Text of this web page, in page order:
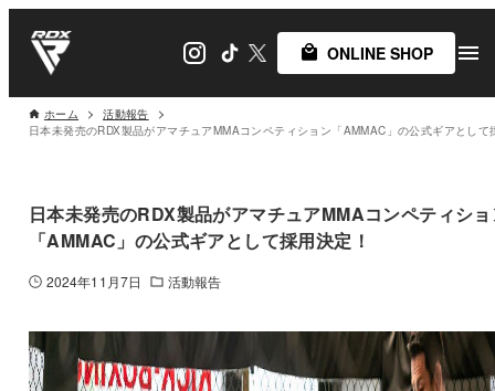
ONLINE SHOP
ホーム 活動報告
日本未発売のRDX製品がアマチュアMMAコンペティシ
「AMMAC」の公式ギアとして採用決定！
2024年11月7日 活動報告